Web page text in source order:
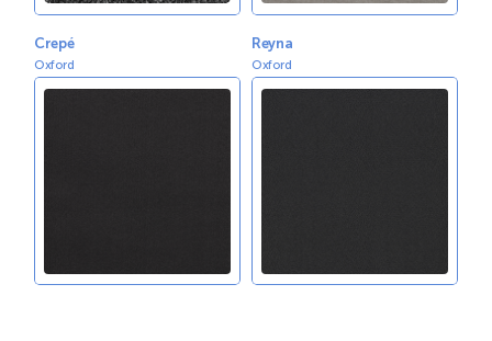
Crepé
Oxford
Reyna
Oxford